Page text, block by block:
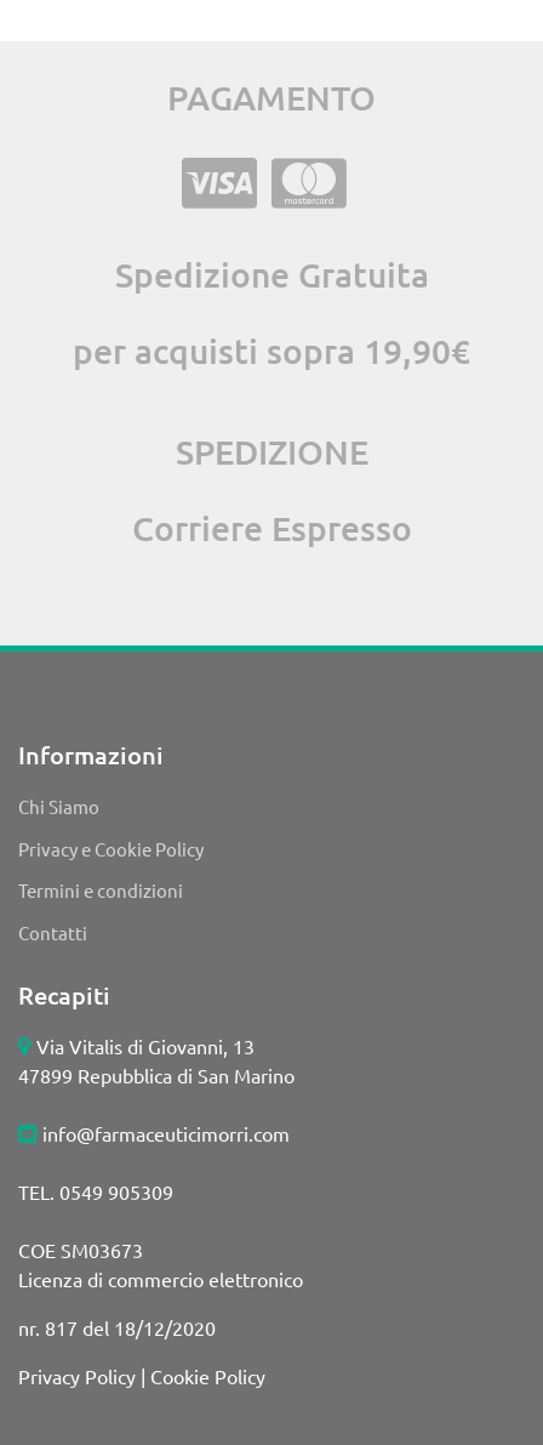
PAGAMENTO
Spedizione Gratuita
per acquisti sopra 19,90€
SPEDIZIONE
Corriere Espresso
Informazioni
Chi Siamo
Privacy e Cookie Policy
Termini e condizioni
Contatti
Recapiti
Via Vitalis di Giovanni, 13
47899 Repubblica di San Marino
info@farmaceuticimorri.com
TEL. 0549 905309
COE SM03673
Licenza di commercio elettronico
nr. 817 del 18/12/2020
Privacy Policy | Cookie Policy